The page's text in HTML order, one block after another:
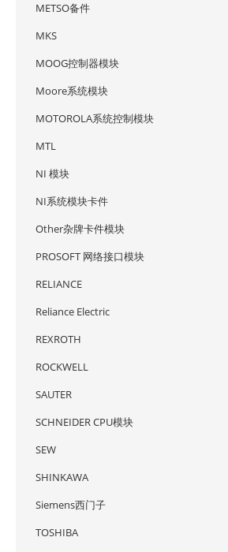
METSO备件
MKS
MOOG控制器模块
Moore系统模块
MOTOROLA系统控制模块
MTL
NI 模块
NI系统模块卡件
Other杂牌卡件模块
PROSOFT 网络接口模块
RELIANCE
Reliance Electric
REXROTH
ROCKWELL
SAUTER
SCHNEIDER CPU模块
SEW
SHINKAWA
Siemens西门子
TOSHIBA